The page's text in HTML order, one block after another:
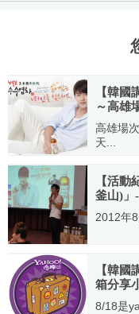
【韓
～高雄
高雄場
天...
2012.09.18
【活動
釜山)」
2012年
2012.08.26
【韓
箱分享
8/18是